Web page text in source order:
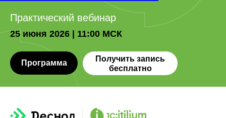
25 июня 2026 | 11:00 МСК
Практический вебинар
Программа
Получить запись
бесплатно